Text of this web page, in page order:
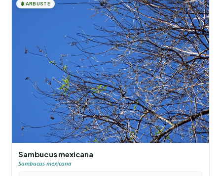
🌲ARBUSTE
Sambucus mexicana
Sambucus mexicana